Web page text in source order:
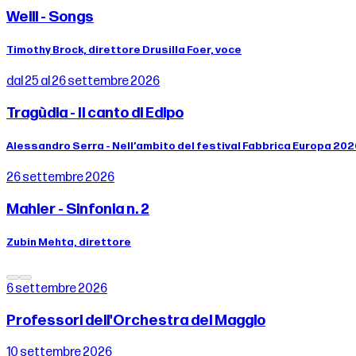
Weill - Songs
Timothy Brock, direttore Drusilla Foer, voce
dal 25 al 26 settembre 2026
Tragùdia - Il canto di Edipo
Alessandro Serra - Nell’ambito del festival Fabbrica Europa
26 settembre 2026
Mahler - Sinfonia n. 2
Zubin Mehta, direttore
6 settembre 2026
Professori dell'Orchestra del Maggio
10 settembre 2026